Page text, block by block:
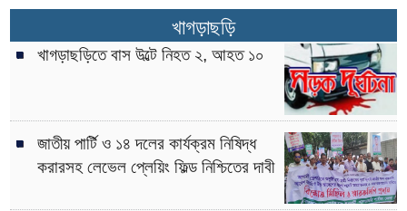
খাগড়াছড়ি
খাগড়াছড়িতে বাস উল্টে নিহত ২, আহত ১০
জাতীয় পার্টি ও ১৪ দলের কার্যক্রম নিষিদ্ধ
করারসহ লেভেল প্লেয়িং ফিল্ড নিশ্চিতের দাবী